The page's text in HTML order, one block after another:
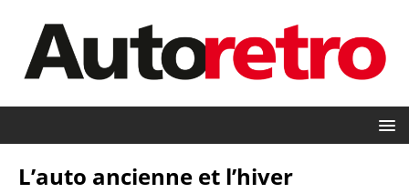
L’auto ancienne et l’hiver